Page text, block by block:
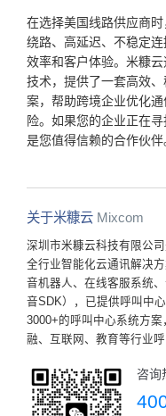
在选择美国线路供应商
绕路、高延迟、不稳定
效率和客户体验。米糠
技术，提供了一套高效
案，帮助跨境企业优化
险。如果您的企业正在
是您值得信赖的合作伙伴
关于米糠云 Mixcom
深圳市米糠云科技有限公
全行业智能化云通讯解决
音机器人、在线客服系统
音SDK），已提供呼叫中
3000+的呼叫中心系统方
融、互联网、教育等行业呼
咨询